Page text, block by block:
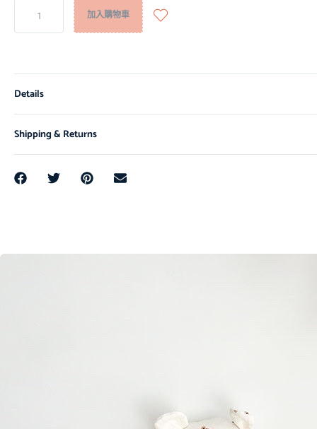
加入購物車
Details
Shipping & Returns